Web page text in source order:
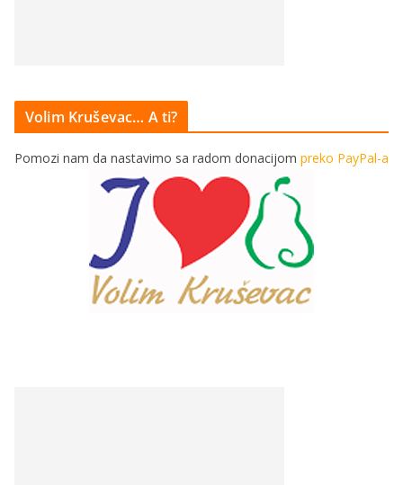
Volim Kruševac… A ti?
Pomozi nam da nastavimo sa radom donacijom preko PayPal-a